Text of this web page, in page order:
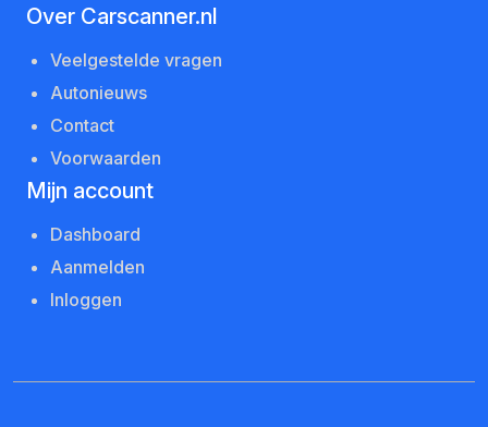
Over Carscanner.nl
Veelgestelde vragen
Autonieuws
Contact
Voorwaarden
Mijn account
Dashboard
Aanmelden
Inloggen